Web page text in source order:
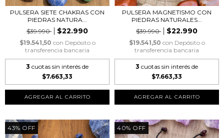
PULSERA SIETE CHAKRAS CON
PIEDRAS NATURA...
$39.990
$22.990
$19.541,50 con Depósito o
transferencia bancaria
3 cuotas sin interés de
$7.663,33
PULSERA MAGNETISMO CON
PIEDRAS NATURALES...
$39.990
$22.990
$19.541,50 con Depósito o
transferencia bancaria
3 cuotas sin interés de
$7.663,33
43% OFF 40% OFF